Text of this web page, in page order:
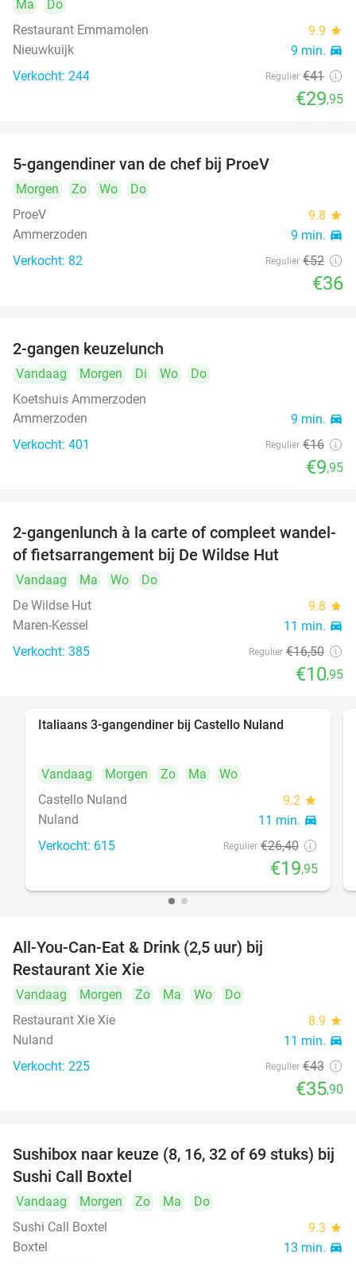
Ma
Do
Restaurant Emmamolen
9.9 star
Nieuwkuijk 9 min. directions_car
Verkocht: 244 Regulier €41
€29,95
5-gangendiner van de chef bij ProeV
Morgen Zo Wo
Do
ProeV
9.8 star
Ammerzoden 9 min. directions_car
Verkocht: 82 Regulier €52
€36
2-gangen keuzelunch
Vandaag Morgen Di Wo
Do
Koetshuis Ammerzoden
Ammerzoden
9 min. directions_car
Verkocht: 401 Regulier €16
€9,95
34%
2-gangenlunch à la carte of compleet wandel-
of fietsarrangement bij De Wildse Hut
Vandaag Ma Wo
Do
De Wildse Hut
9.8 star
Maren-Kessel 11 min. directions_car
Verkocht: 385 Regulier €16,50
€10,95
Italiaans 3-gangendiner bij Castello Nuland
Vandaag Morgen Zo Ma
Wo
Castello Nuland
9.2 star
Nuland 11 min. directions_car
Verkocht: 615 Regulier €26,40
€19,95
All-You-Can-Eat & Drink (2,5 uur) bij
Restaurant Xie Xie
Vandaag Morgen Zo Ma Wo
Do
Restaurant Xie Xie
8.9 star
Nuland 11 min. directions_car
Verkocht: 225 Regulier €43
€35,90
53%
Sushibox naar keuze (8, 16, 32 of 69 stuks) bij
Sushi Call Boxtel
Vandaag Morgen Zo Ma
Do
Sushi Call Boxtel
9.3 star
Boxtel 13 min. directions_car